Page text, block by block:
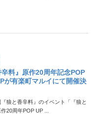
辛料』原作20周年記念POP
が有楽町マルイにて開催決
狼と香辛料』のイベント「『狼と
20周年POP UP ...